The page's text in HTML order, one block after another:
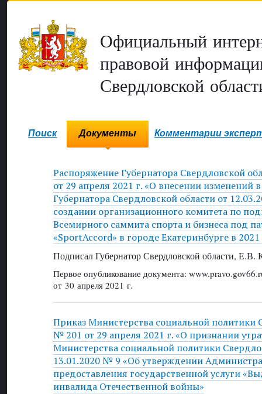
Официальный
правовой
Свердловской
Поиск Документы Комментарии
Распоряжение Губернатора Свердловской
от 29 апреля 2021 г. «О внесении изменений
Губернатора Свердловской области от
создании организационного комитета по
Всемирного саммита спорта и бизнеса под
«SportAccord» в городе Екатеринбурге в 2021
Подписал Губернатор Свердловской области, Е.В.
Первое опубликование документа:
от 30 апреля 2021 г.
Приказ Министерства социальной политики
№ 201 от 29 апреля 2021 г. «О признании
Министерства социальной политики
13.01.2020 № 9 «Об утверждении
предоставления государственной услуги
инвалида Отечественной войны»